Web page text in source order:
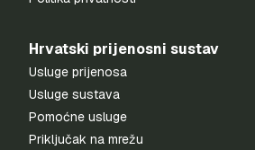
Hrvatski prijenosni sustav
Usluge prijenosa
Usluge sustava
Pomoćne usluge
Priključak na mrežu